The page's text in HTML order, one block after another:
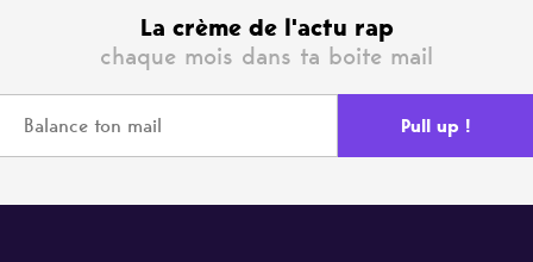
La crème de l'actu rap
chaque mois dans ta boite mail